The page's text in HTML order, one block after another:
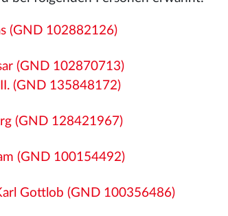
(GND 102882126)
(GND 102870713)
(GND 135848172)
(GND 128421967)
(GND 100154492)
Gottlob (GND 100356486)